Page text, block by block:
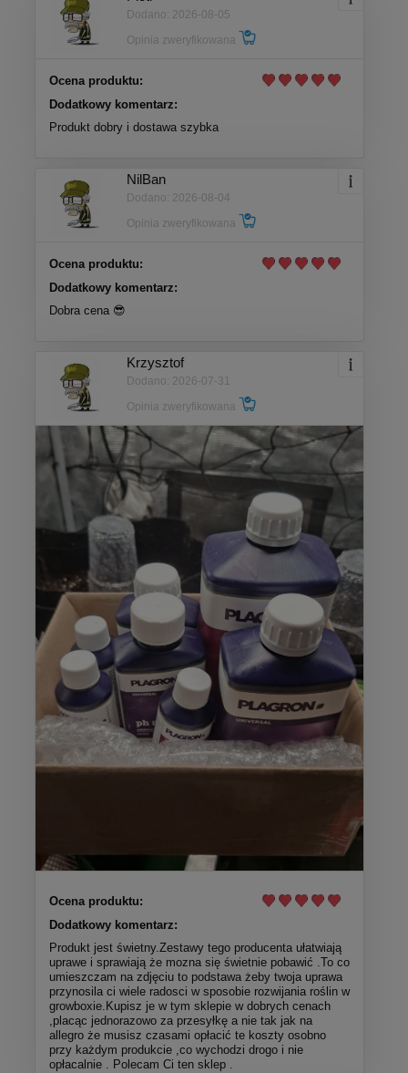
Dodano: 2026-08-05
Opinia zweryfikowana
Ocena produktu:
Dodatkowy komentarz:
Produkt dobry i dostawa szybka
NilBan
Dodano: 2026-08-04
Opinia zweryfikowana
Ocena produktu:
Dodatkowy komentarz:
Dobra cena 😎
Krzysztof
Dodano: 2026-07-31
Opinia zweryfikowana
Ocena produktu:
Dodatkowy komentarz:
Produkt jest świetny.Zestawy tego producenta ułatwiają
uprawe i sprawiają że mozna się świetnie pobawić .To co
umieszczam na zdjęciu to podstawa żeby twoja uprawa
przynosila ci wiele radosci w sposobie rozwijania roślin w
growboxie.Kupisz je w tym sklepie w dobrych cenach
,placąc jednorazowo za przesyłkę a nie tak jak na
allegro że musisz czasami opłacić te koszty osobno
przy każdym produkcie ,co wychodzi drogo i nie
opłacalnie . Polecam Ci ten sklep .